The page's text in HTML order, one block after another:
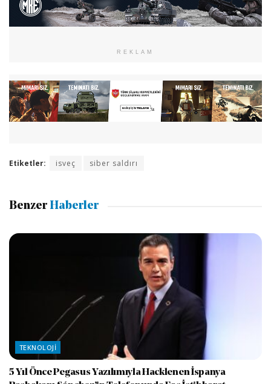
REKLAM
Etiketler: isveç siber saldırı
Benzer Haberler
TEKNOLOJI
5 Yıl Önce Pegasus Yazılımıyla Hacklenen İspanya